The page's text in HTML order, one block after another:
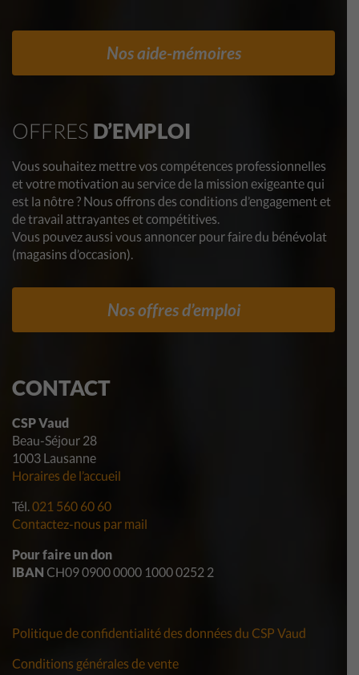
Nos aide-mémoires
OFFRES D’EMPLOI
Vous souhaitez mettre vos compétences professionnelles
et votre motivation au service de la mission exigeante qui
est la nôtre ? Nous offrons des conditions d’engagement et
de travail attrayantes et compétitives.
Vous pouvez aussi vous annoncer pour faire du bénévolat
(magasins d’occasion).
Nos offres d’emploi
CONTACT
CSP Vaud
Beau-Séjour 28
1003 Lausanne
Horaires de l’accueil
Tél.021 560 60 60
Contactez-nous par mail
Pour faire un don
IBAN CH09 0900 0000 1000 0252 2
Politique de confidentialité des données du CSP Vaud
Conditions générales de vente